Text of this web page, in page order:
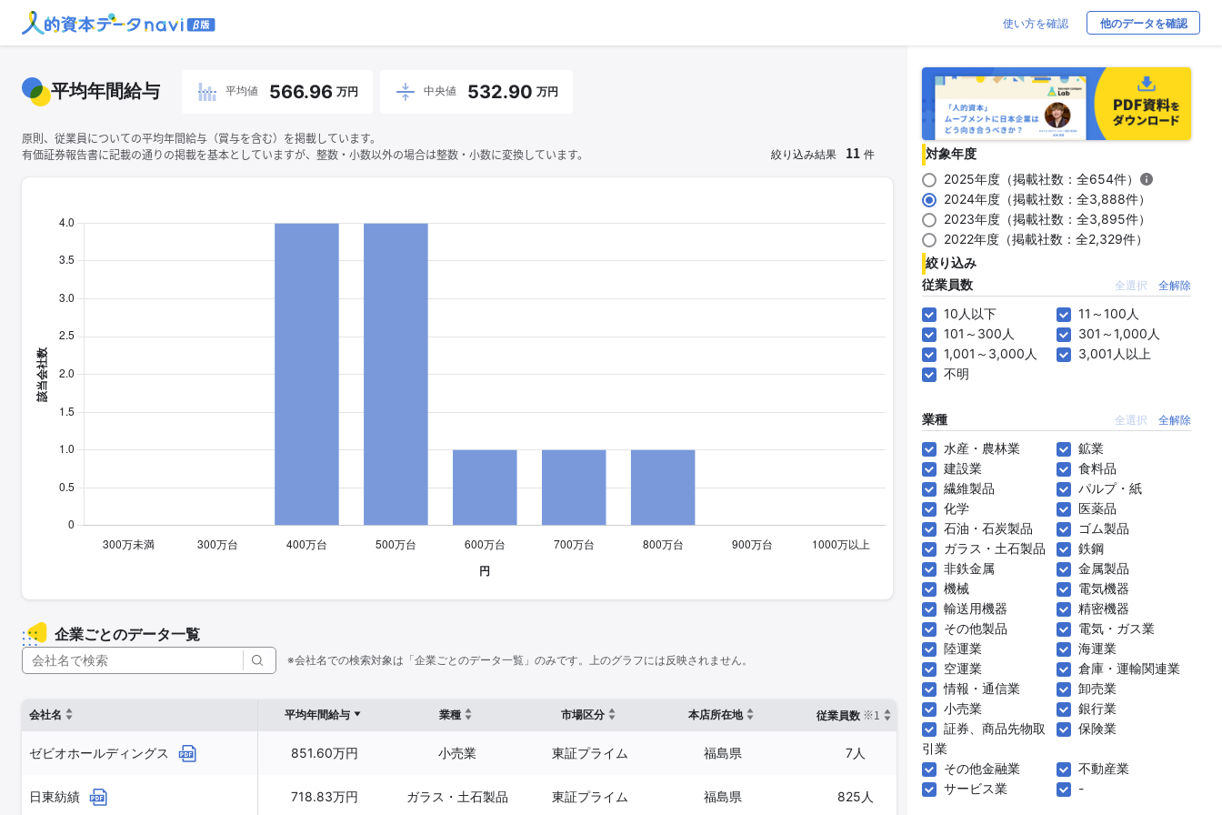
使い方を確認 他のデータを確認
平均年間給与 平均値 566.96 万円 中央値 532.90 万円
原則、従業員についての平均年間給与（賞与を含む）を掲載しています。
有価証券報告書に記載の通りの掲載を基本としていますが、整数・小数以外の場合は整数・小数に変換しています。
絞り込み結果 11 件
企業ごとのデータ一覧
※会社名での検索対象は「企業ごとのデータ一覧」のみです。上のグラフには反映されません。
会社名 平均年間給与 業種 市場区分 本店所在地 従業員数 ※1 臨時従業員数 確認した有報締日
ゼビオホールディングス 851.60万円 小売業 東証プライム 福島県 7人
日東紡績 718.83万円 ガラス・土石製品 東証プライム 福島県 825人 -
対象年度
2025年度（掲載社数：全654件）
2024年度（掲載社数：全3,888件）
2023年度（掲載社数：全3,895件）
2022年度（掲載社数：全2,329件）
絞り込み
従業員数
全選択 全解除
10人以下
11～100人
101～300人
301～1,000人
1,001～3,000人
3,001人以上
不明
業種 全選択 全解除
水産・農林業
鉱業
建設業
食料品
繊維製品
パルプ・紙
化学
医薬品
石油・石炭製品
ゴム製品
ガラス・土石製品
鉄鋼
非鉄金属
金属製品
機械
電気機器
輸送用機器
精密機器
その他製品
電気・ガス業
陸運業
海運業
空運業
倉庫・運輸関連業
情報・通信業
卸売業
小売業
銀行業
証券、商品先物取
引業
保険業
その他金融業
不動産業
サービス業
-